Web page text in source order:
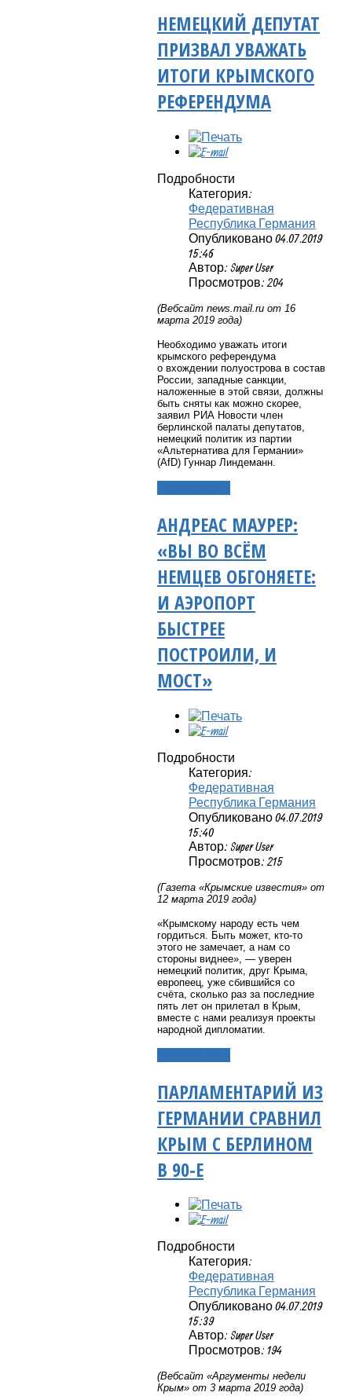
НЕМЕЦКИЙ ДЕПУТАТ
ПРИЗВАЛ УВАЖАТЬ
ИТОГИ КРЫМСКОГО
РЕФЕРЕНДУМА
Подробности
Категория:
Федеративная
Республика Германия
Опубликовано 04.07.2019
15:46
Автор: Super User
Просмотров: 204
(Вебсайт news mail ru от 16
марта 2019 года)
Необходимо уважать итоги
крымского референдума
о вхождении полуострова в состав
России, западные санкции,
наложенные в этой связи, должны
быть сняты как можно скорее,
заявил РИА Новости член
берлинской палаты депутатов,
немецкий политик из партии
«Альтернатива для Германии»
(AfD) Гуннар Линдеманн.
АНДРЕАС МАУРЕР:
«ВЫ ВО ВСЁМ
НЕМЦЕВ ОБГОНЯЕТЕ:
И АЭРОПОРТ
БЫСТРЕЕ
ПОСТРОИЛИ, И
МОСТ»
Подробности
Категория:
Федеративная
Республика Германия
Опубликовано 04.07.2019
15:40
Автор: Super User
Просмотров: 215
(Газета «Крымские известия» от
12 марта 2019 года)
«Крымскому народу есть чем
гордиться. Быть может, кто-то
этого не замечает, а нам со
стороны виднее», — уверен
немецкий политик, друг Крыма,
европеец, уже сбившийся со
счёта, сколько раз за последние
пять лет он прилетал в Крым,
вместе с нами реализуя проекты
народной дипломатии.
ПАРЛАМЕНТАРИЙ ИЗ
ГЕРМАНИИ СРАВНИЛ
КРЫМ С БЕРЛИНОМ
В 90-Е
Подробности
Категория:
Федеративная
Республика Германия
Опубликовано 04.07.2019
15:39
Автор: Super User
Просмотров: 194
(Вебсайт «Аргументы недели
Крым» от 3 марта 2019 года)